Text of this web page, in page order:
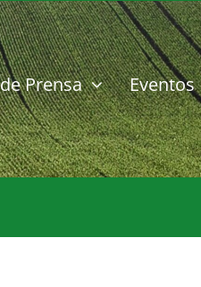
Prensa Eventos